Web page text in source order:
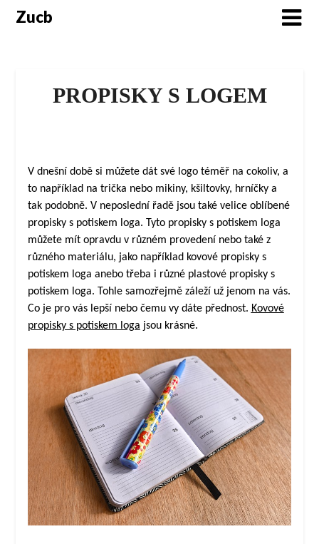
SkipZucb
PROPISKY S LOGEM
V dnešní době si můžete dát své logo téměř na cokoliv, a
to například na trička nebo mikiny, kšiltovky, hrníčky a
tak podobně. V neposlední řadě jsou také velice oblíbené
propisky s potiskem loga. Tyto propisky s potiskem loga
můžete mít opravdu v různém provedení nebo také z
různého materiálu, jako například kovové propisky s
potiskem loga anebo třeba i různé plastové propisky s
potiskem loga. Tohle samozřejmě záleží už jenom na vás.
Co je pro vás lepší nebo čemu vy dáte přednost. Kovové
propisky s potiskem loga jsou krásné.